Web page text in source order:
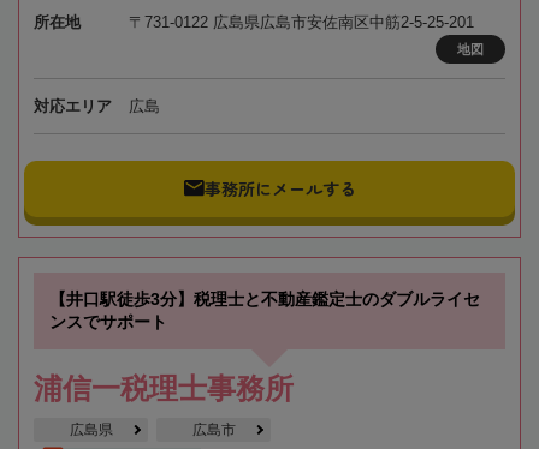
所在地 〒731-0122 広島県広島市安佐南区中筋2-5-25-201
地図
対応エリア 広島
事務所にメールする
【井口駅徒歩3分】税理士と不動産鑑定士のダブルライセ
ンスでサポート
浦信一税理士事務所
広島県 広島市